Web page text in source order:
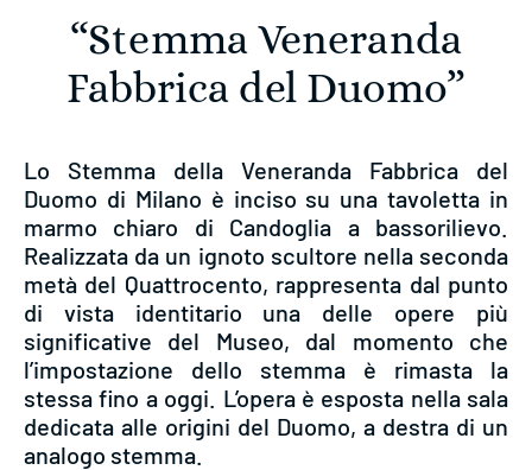
“Stemma Veneranda
Fabbrica del Duomo”
Lo Stemma della Veneranda Fabbrica del
Duomo di Milano è inciso su una tavoletta in
marmo chiaro di Candoglia a bassorilievo.
Realizzata da un ignoto scultore nella seconda
metà del Quattrocento, rappresenta dal punto
di vista identitario una delle opere più
significative del Museo, dal momento che
l’impostazione dello stemma è rimasta la
stessa fino a oggi. L’opera è esposta nella sala
dedicata alle origini del Duomo, a destra di un
analogo stemma.